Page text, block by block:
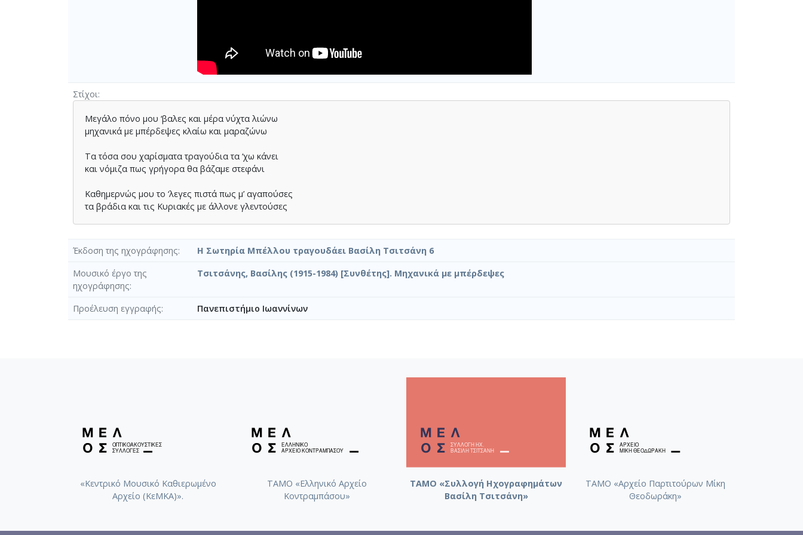
Στίχοι
Μεγάλο πόνο µου ‘βαλες και µέρα νύχτα λιώνω
µηχανικά µε µπέρδεψες κλαίω και µαραζώνω
Τα τόσα σου χαρίσµατα τραγούδια τα ‘χω κάνει
και νόµιζα πως γρήγορα θα βάζαµε στεφάνι
Καθηµερνώς µου το ‘λεγες πιστά πως µ’ αγαπούσες
τα βράδια και τις Κυριακές µε άλλονε γλεντούσες
Έκδοση της ηχογράφησης
Η Σωτηρία Μπέλλου τραγουδάει Βασίλη Τσιτσάνη 6
Μουσικό έργο της
ηχογράφησης
Τσιτσάνης, Βασίλης (1915-1984) [Συνθέτης]. Μηχανικά με μπέρδεψες
Προέλευση εγγραφής Πανεπιστήμιο Ιωαννίνων
«Κεντρικό Μουσικό Καθιερωμένο
Αρχείο (ΚεΜΚΑ)».
ΤΑΜΟ «Ελληνικό Αρχείο
Κοντραμπάσου»
ΤΑΜΟ «Συλλογή Ηχογραφημάτων
Βασίλη Τσιτσάνη»
ΤΑΜΟ «Αρχείο Παρτιτούρων Μίκη
Θεοδωράκη»